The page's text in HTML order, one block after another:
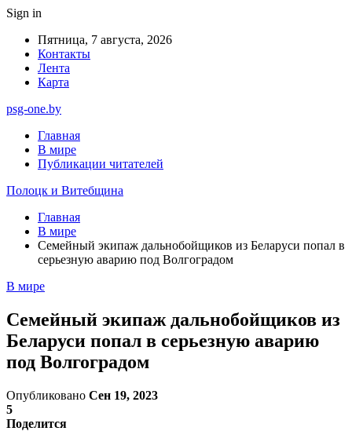
Sign in
Пятница, 7 августа, 2026
Контакты
Лента
Карта
psg-one.by
Главная
В мире
Публикации читателей
Полоцк и Витебщина
Главная
В мире
Семейный экипаж дальнобойщиков из Беларуси попал в
серьезную аварию под Волгоградом
В мире
Семейный экипаж дальнобойщиков из
Беларуси попал в серьезную аварию
под Волгоградом
Опубликовано Сен 19, 2023
5
Поделится